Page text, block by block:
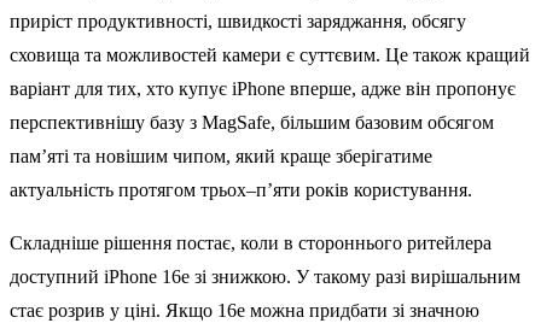
приріст продуктивності, швидкості заряджання, обсягу
сховища та можливостей камери є суттєвим. Це також кращий
варіант для тих, хто купує ‌iPhone‌ вперше, адже він пропонує
перспективнішу базу з ‌MagSafe‌, більшим базовим обсягом
пам’яті та новішим чипом, який краще зберігатиме
актуальність протягом трьох–п’яти років користування.
Складніше рішення постає, коли в стороннього ритейлера
доступний ‌iPhone‌ 16e зі знижкою. У такому разі вирішальним
стає розрив у ціні. Якщо 16e можна придбати зі значною